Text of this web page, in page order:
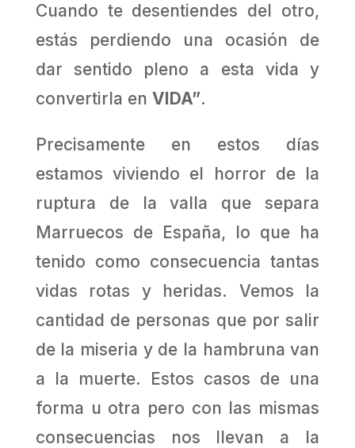
Cuando te desentiendes del otro,
estás perdiendo una ocasión de
dar sentido pleno a esta vida y
convertirla en VIDA”.
Precisamente en estos días
estamos viviendo el horror de la
ruptura de la valla que separa
Marruecos de España, lo que ha
tenido como consecuencia tantas
vidas rotas y heridas. Vemos la
cantidad de personas que por salir
de la miseria y de la hambruna van
a la muerte. Estos casos de una
forma u otra pero con las mismas
consecuencias nos llevan a la